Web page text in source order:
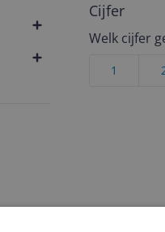
Cijfer
Welk cijfer
1